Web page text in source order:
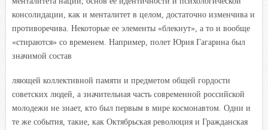
консолидации, как и менталитет в целом, достаточно изменчива и
противоречива. Некоторые ее элементы «блекнут», а то и вообще
«стираются» со временем. Например, полет Юрия Гагарина был
значимой состав
ляющей коллективной памяти и предметом общей гордости
советских людей, а значительная часть современной российской
молодежи не знает, кто был первым в мире космонавтом. Одни и
те же события, такие, как Октябрьская революция и Гражданская